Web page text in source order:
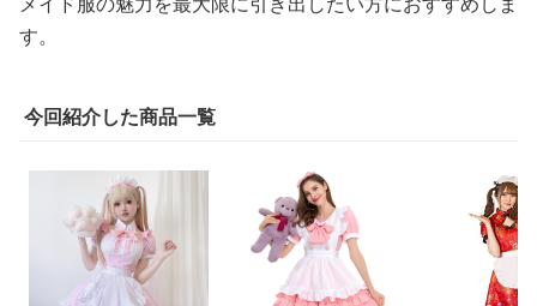
す。
今回紹介した商品一覧